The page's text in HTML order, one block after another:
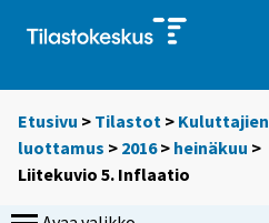
Etusivu > Tilastot > Kuluttajien
luottamus > 2016> heinäkuu >
Liitekuvio 5. Inflaatio